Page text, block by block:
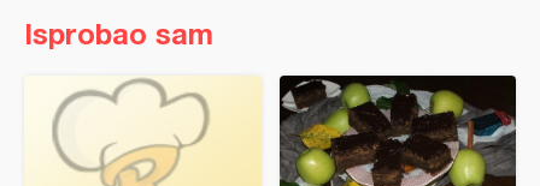
Isprobao sam